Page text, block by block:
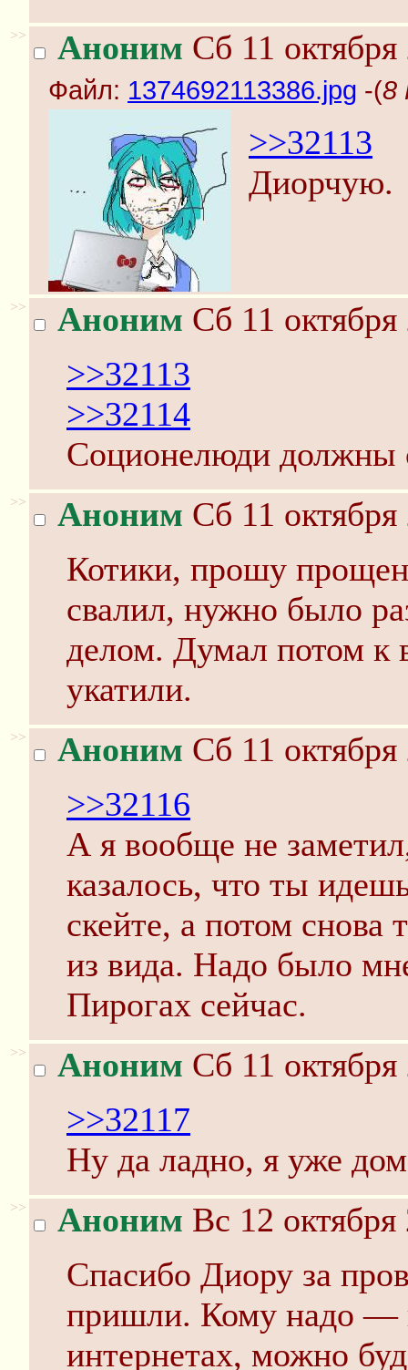
>> Аноним Сб 11
Файл: 1374692113386.jpg -(8
>>32113
Диорчую.
>> Аноним Сб 11
>>32113
>>32114
Соционелюди должны
>> Аноним Сб 11
Котики, прошу
свалил, нужно было
делом. Думал потом к
укатили.
>> Аноним Сб 11
>>32116
А я вообще не
казалось, что ты
скейте, а потом снова
из вида. Надо было
Пирогах сейчас.
>> Аноним Сб 11
>>32117
Ну да ладно, я уже
>> Аноним Вс 12
Спасибо Диору за
пришли. Кому надо —
интернетах, можно